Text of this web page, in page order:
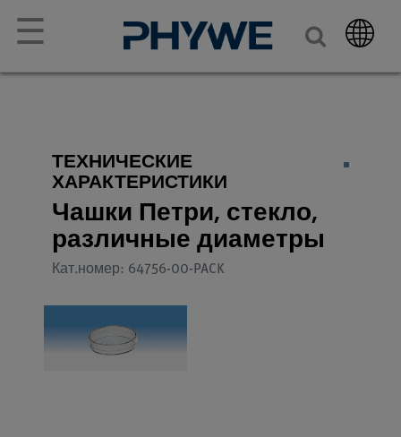
☰
ТЕХНИЧЕСКИЕ
ХАРАКТЕРИСТИКИ
Чашки Петри, стекло,
различные диаметры
Кат.номер: 64756-00-PACK